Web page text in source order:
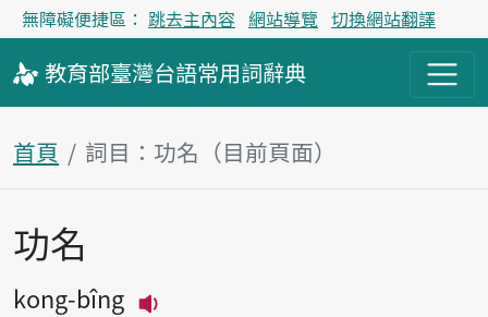
無障礙便捷區： 跳去主內容 網站導覽 切換網站翻譯
教育部臺灣台語常用詞辭典
首頁 詞目：功名（目前頁面）
主內容區塊
功名
kong-bîng